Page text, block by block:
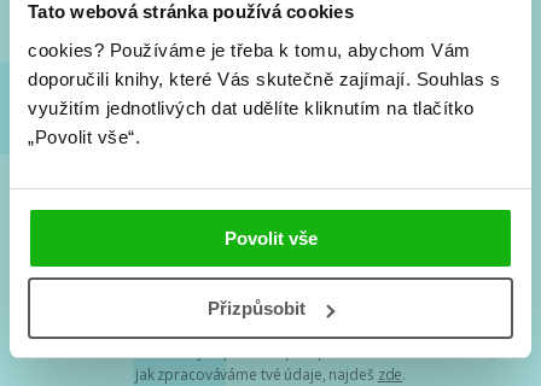
Tato webová stránka používá cookies
cookies? Používáme je třeba k tomu, abychom Vám
doporučili knihy, které Vás skutečně zajímají. Souhlas s
využitím jednotlivých dat udělíte kliknutím na tlačítko
„Povolit vše“.
Povolit vše
Přizpůsobit
Souhlasím spodmínkami zpracování osobních údajů
Tvá e-mailová adresa je u nás v bezpečí. Přečti si
jak zpracováváme tvé údaje, najdeš zde.